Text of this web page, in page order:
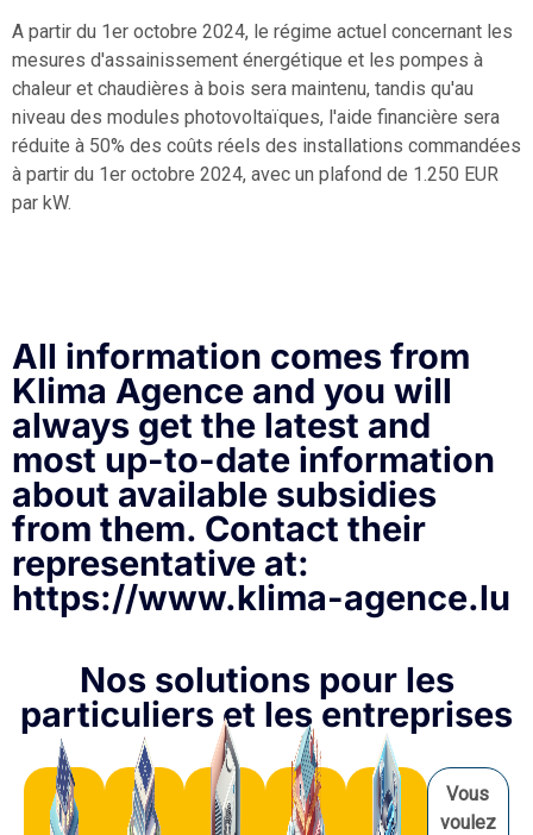
A partir du 1er octobre 2024, le régime actuel concernant les
mesures d'assainissement énergétique et les pompes à
chaleur et chaudières à bois sera maintenu, tandis qu'au
niveau des modules photovoltaïques, l'aide financière sera
réduite à 50% des coûts réels des installations commandées
à partir du 1er octobre 2024, avec un plafond de 1.250 EUR
par kW.
All information comes from
Klima Agence and you will
always get the latest and
most up-to-date information
about available subsidies
from them. Contact their
representative at:
https://www.klima-agence.lu
Nos solutions pour les
particuliers et les entreprises
Vous
voulez